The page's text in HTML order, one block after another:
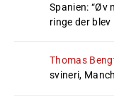
Spanien: “Øv
ringe der
Thomas
svineri,